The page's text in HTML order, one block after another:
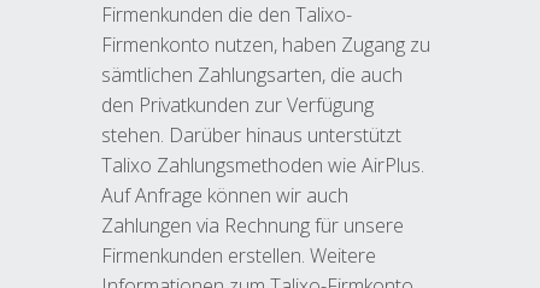
Firmenkunden die den Talixo-
Firmenkonto nutzen, haben Zugang zu
sämtlichen Zahlungsarten, die auch
den Privatkunden zur Verfügung
stehen. Darüber hinaus unterstützt
Talixo Zahlungsmethoden wie AirPlus.
Auf Anfrage können wir auch
Zahlungen via Rechnung für unsere
Firmenkunden erstellen. Weitere